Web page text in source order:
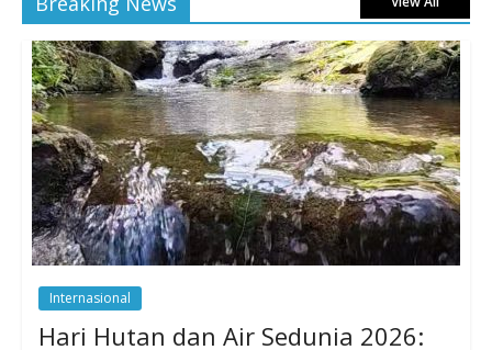
Internasional
Hari Hutan dan Air Sedunia 2026: